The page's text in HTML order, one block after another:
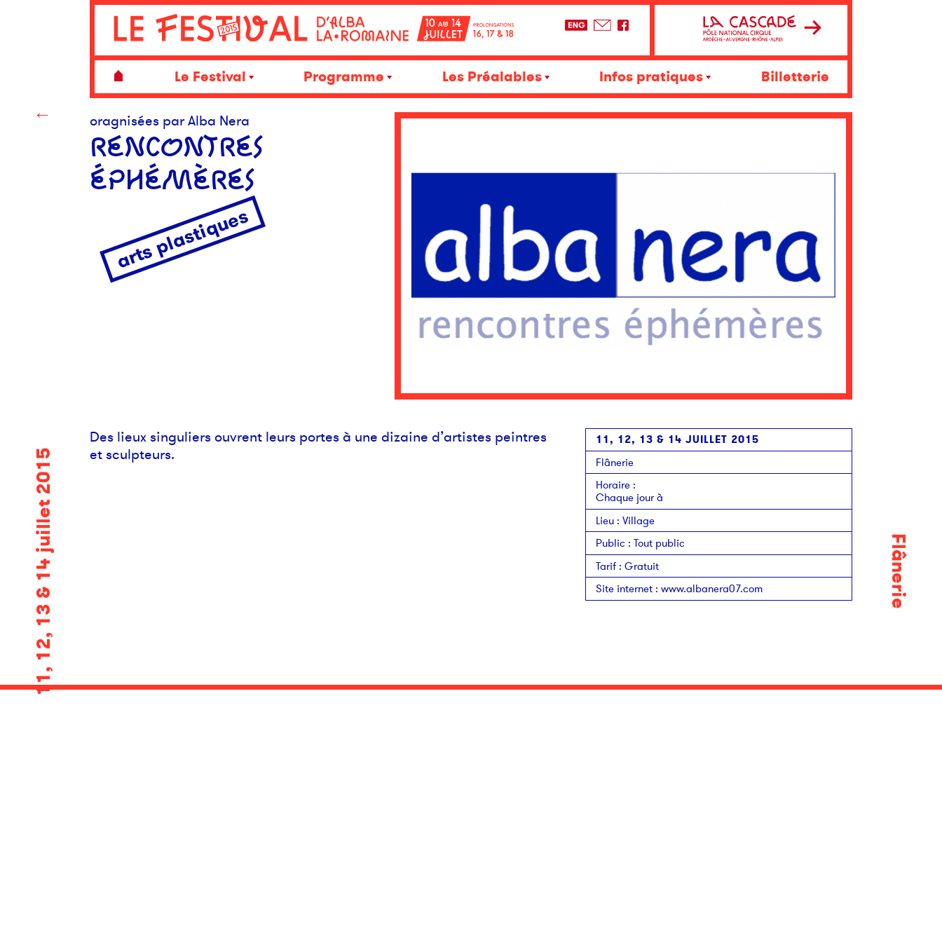
Le Festival Programme Les Préalables Infos pratiques Billetterie
11, 12, 13 & 14 juillet 2015 Flânerie
← oragnisées par Alba Nera
RENCONTRES
ÉPHÉMÈRES
arts plastiques
Des lieux singuliers ouvrent leurs portes à une dizaine d’artistes peintres
et sculpteurs.
11, 12, 13 & 14 JUILLET 2015
Flânerie
Horaire:
Chaque jour à
Lieu: Village
Public: Tout public
Tarif: Gratuit
Site internet: www.albanera07.com